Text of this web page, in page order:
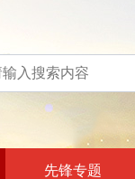
先锋专题